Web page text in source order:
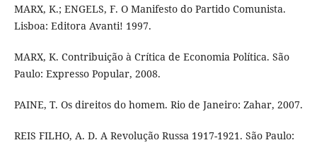
MARX, K.; ENGELS, F. O Manifesto do Partido Comunista.
Lisboa: Editora Avanti! 1997.
MARX, K. Contribuição à Crítica de Economia Política. São
Paulo: Expresso Popular, 2008.
PAINE, T. Os direitos do homem. Rio de Janeiro: Zahar, 2007.
REIS FILHO, A. D. A Revolução Russa 1917-1921. São Paulo: